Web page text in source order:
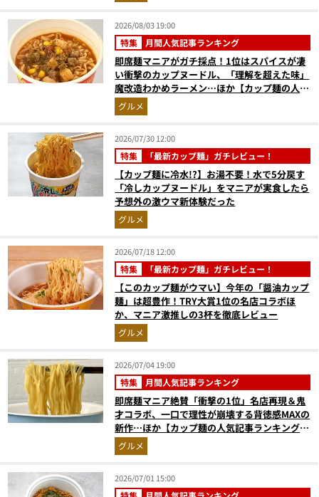
2026/08/03 19:00
特集 月間人気記事ランキング
即席麺マニアがガチ採点！1位はスパイスが凄
い衝撃のカップヌードル、「理解を超えた味」
魔改造わかめラーメン…ほか【カップ麺の人気
記事ランキングベスト3】（2026年6月版）
グルメ
2026/07/30 12:00
特集 「最新カップ麺」ガチレビュー！
【カップ麺に冷水!?】お湯不要！水で5分戻す
「冷しカップヌードル」をマニアが実食したら
予想外の激ウマ新体験だった
グルメ
2026/07/18 12:00
特集 「最新カップ麺」ガチレビュー！
【このカップ麺がウマい】今年の「醤油カップ
麺」は超豊作！TRY大賞1位の名店コラボほ
か、マニア激推しの3杯を徹底レビュー
グルメ
2026/07/04 19:00
特集 月間人気記事ランキング
即席麺マニア絶賛「衝撃の1位」名店再現＆鬼
才コラボ、一口で理性が崩壊する背徳感MAXの
新作…ほか【カップ麺の人気記事ランキングベ
スト3】（2026年5月版）
グルメ
2026/07/01 15:00